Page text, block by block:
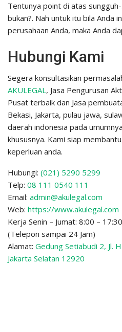
Tentunya point di atas
bukan?. Nah untuk itu bila Anda
perusahaan Anda, maka Anda
Hubungi Kami
Segera konsultasikan
AKULEGAL, Jasa Pengurusan
Pusat terbaik dan Jasa
Bekasi, Jakarta, pulau jawa,
daerah indonesia pada
khususnya. Kami siap
keperluan anda.
Hubungi: (021) 5290 5299
Telp: 08 111 0540 111
Email: admin@akulegal.com
Web: https://www.akulegal.com
Kerja Senin – Jumat: 8:00 – 17:30
(Telepon sampai 24 Jam)
Alamat: Gedung Setiabudi 2, Jl.
Jakarta Selatan 12920